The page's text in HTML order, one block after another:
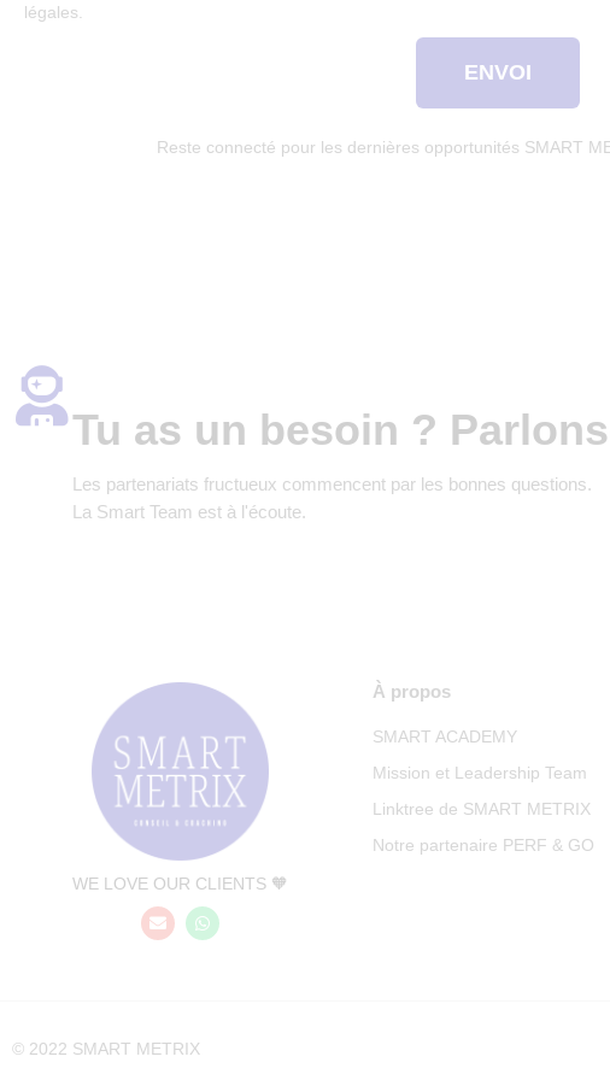
légales.
ENVOI
Reste connecté pour les dernières opportunités SMART
Tu as un besoin ?
Les partenariats fructueux commencent par les bonnes questions.
La Smart Team est à l'écoute.
WE LOVE OUR CLIENTS 🧡
À propos
SMART ACADEMY
Mission et Leadership Team
Linktree de SMART METRIX
Notre partenaire PERF & GO
© 2022 SMART METRIX